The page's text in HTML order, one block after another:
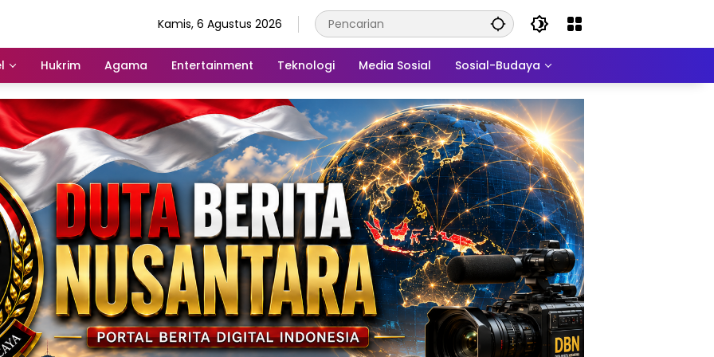
Kamis, 6 Agustus 2026
Hukrim Agama Entertainment Teknologi Media Sosial Sosial-Budaya